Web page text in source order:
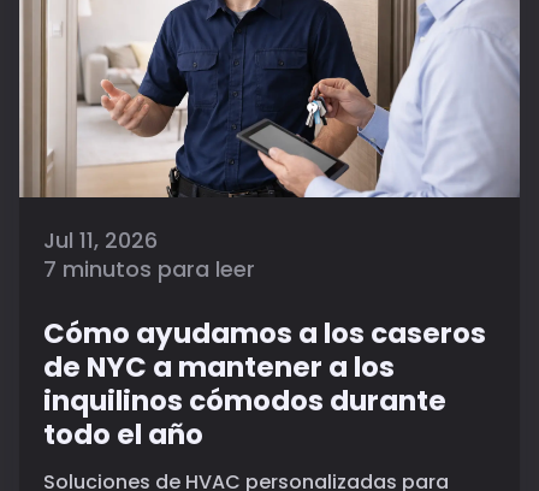
Jul 11, 2026
7 minutos para leer
Cómo ayudamos a los caseros
de NYC a mantener a los
inquilinos cómodos durante
todo el año
Soluciones de HVAC personalizadas para